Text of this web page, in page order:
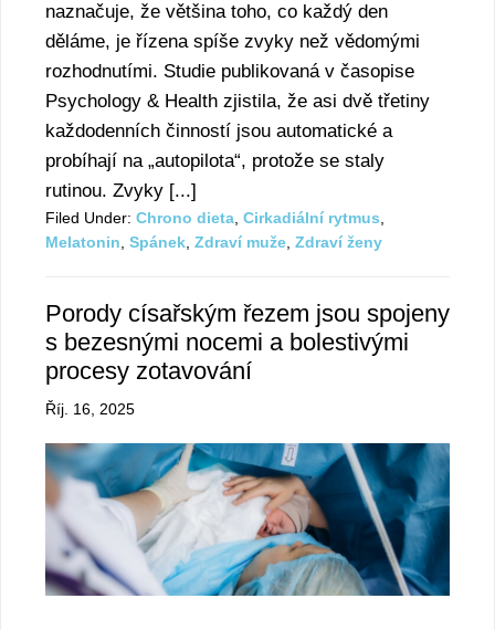
naznačuje, že většina toho, co každý den
děláme, je řízena spíše zvyky než vědomými
rozhodnutími. Studie publikovaná v časopise
Psychology & Health zjistila, že asi dvě třetiny
každodenních činností jsou automatické a
probíhají na „autopilota“, protože se staly
rutinou. Zvyky [...]
Filed Under: Chrono dieta Cirkadiální rytmus
Melatonin Spánek Zdraví muže Zdraví ženy
Porody císařským řezem jsou spojeny
s bezesnými nocemi a bolestivými
procesy zotavování
Říj. 16, 2025